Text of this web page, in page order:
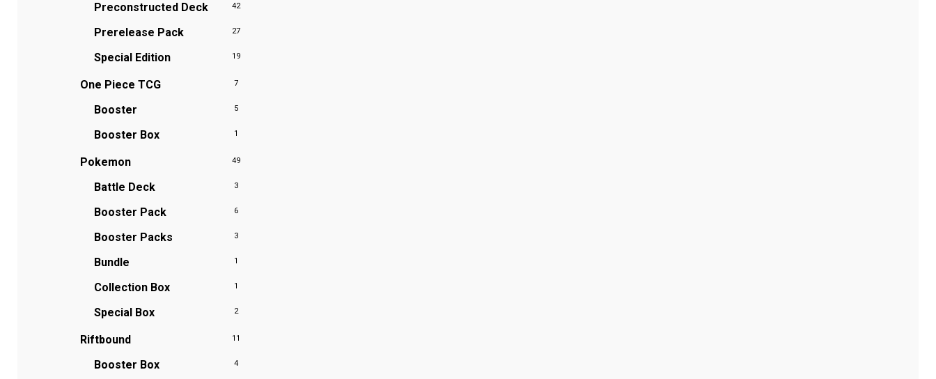
Preconstructed Deck 42
Prerelease Pack 27
Special Edition 19
One Piece TCG 7
Booster 5
Booster Box 1
Pokemon 49
Battle Deck 3
Booster Pack 6
Booster Packs 3
Bundle 1
Collection Box 1
Special Box 2
Riftbound 11
Booster Box 4